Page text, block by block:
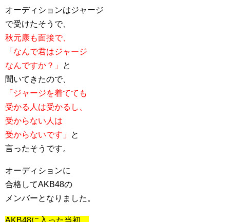
オーディションはジャージ
で受けたそうで、
秋元康も面接で、
「なんで君はジャージ
なんですか？」
と
聞いてきたので、
「ジャージを着てても
受かる人は受かるし、
受からない人は
受からないです」
と
言ったそうです。
オーディションに
合格してAKB48の
メンバーとなりました。
AKB48に入った当初、